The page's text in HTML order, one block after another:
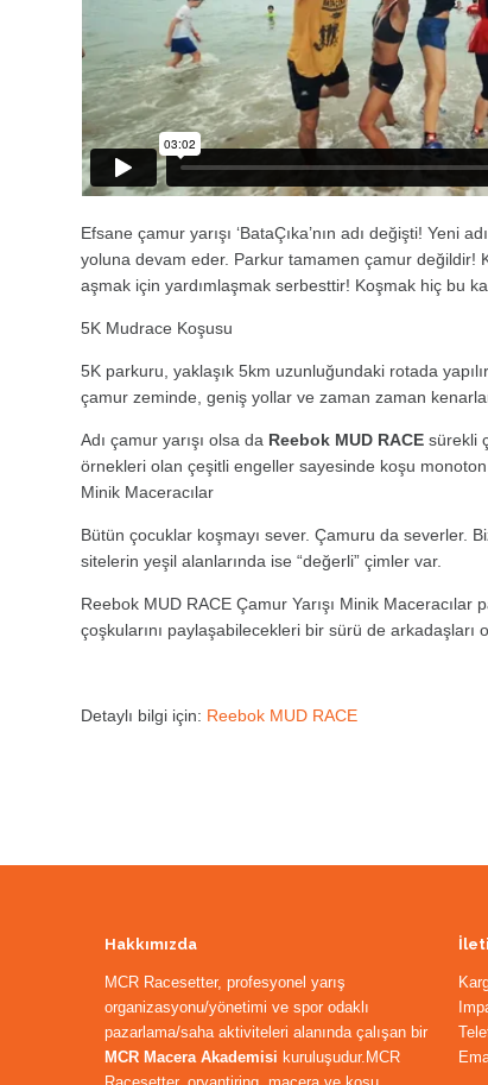
Efsane çamur yarışı ‘BataÇıka’nın adı değişti! Yeni
yoluna devam eder. Parkur tamamen çamur değildir!
aşmak için yardımlaşmak serbesttir! Koşmak hiç bu
5K Mudrace Koşusu
5K parkuru, yaklaşık 5km uzunluğundaki rotada
çamur zeminde, geniş yollar ve zaman zaman
Adı çamur yarışı olsa da Reebok MUD RACE sürekli
örnekleri olan çeşitli engeller sayesinde koşu
Minik Maceracılar
Bütün çocuklar koşmayı sever. Çamuru da severler.
sitelerin yeşil alanlarında ise “değerli” çimler var.
Reebok MUD RACE Çamur Yarışı Minik
çoşkularını paylaşabilecekleri bir sürü de arkadaşları
Detaylı bilgi için: Reebok MUD RACE
Hakkımızda
MCR Racesetter, profesyonel yarış
organizasyonu/yönetimi ve spor odaklı
pazarlama/saha aktiviteleri alanında çalışan bir
MCR Macera Akademisi kuruluşudur.MCR